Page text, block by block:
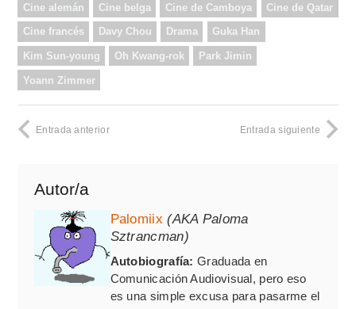
Cine alemán Cine belga Cine de Camboya Cine de Qatar
Cine francés Davy Chou Drama Guka Han
Kim Sun-young Oh Kwang-rok Park Jimin
Yoann Zimmer
Entrada anterior Entrada siguiente
Autor/a
Palomiix (AKA Paloma
Sztrancman)
Autobiografía: Graduada en
Comunicación Audiovisual, pero eso
es una simple excusa para pasarme el